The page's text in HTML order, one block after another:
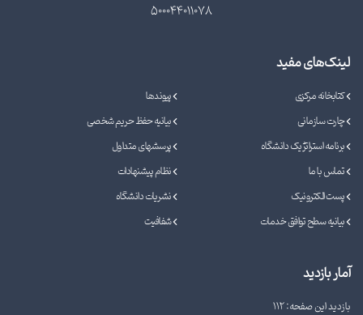
500044011078
لینک‌های مفید
کتابخانه مرکزی
پیوندها
چارت سازمانی
بیانیه حفظ حریم شخصی
برنامه استراتژیک دانشگاه
پرسشهای متداول
تماس با ما
نظام پیشنهادات
پست الکترونیک
نشریات دانشگاه
بیانیه سطح توافق خدمات
شفافیت
آمار بازدید
بازدید این صفحه: 112